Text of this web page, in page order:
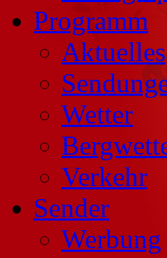
Programm
Aktuelles
Wetter
Verkehr
Sender
Werbung